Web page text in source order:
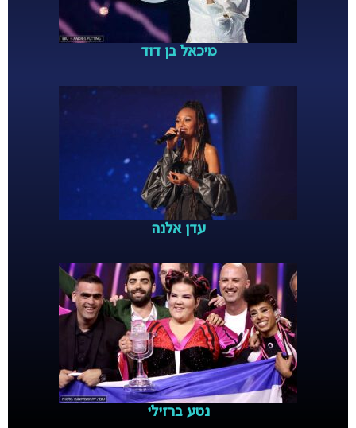
מיכאל בן דוד
עדן אלנה
נטע ברזילי